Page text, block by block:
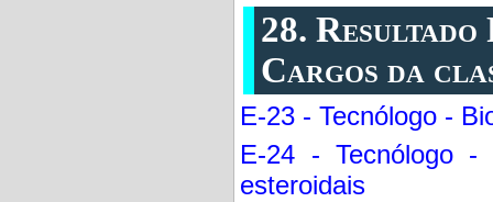
28.
Cargos da
E-23 - Tecnólogo -
E-24 - Tecnólogo -
esteroidais